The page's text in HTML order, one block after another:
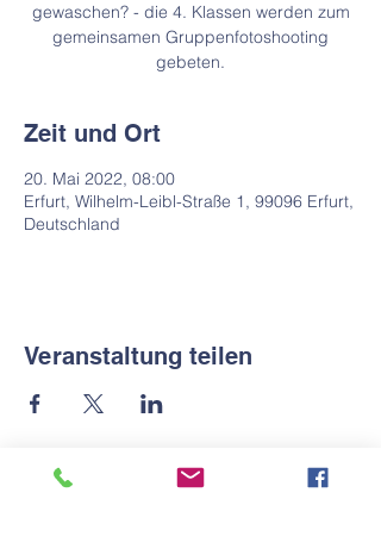
gewaschen? - die 4. Klassen werden zum
gemeinsamen Gruppenfotoshooting
gebeten.
Zeit und Ort
20. Mai 2022, 08:00
Erfurt, Wilhelm-Leibl-Straße 1, 99096 Erfurt,
Deutschland
Veranstaltung teilen
Kontakt